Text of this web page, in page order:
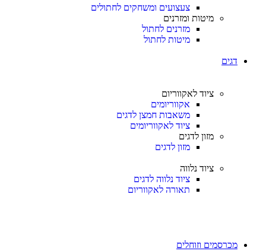
צעצועים ומשחקים לחתולים
מיטות ומזרנים
מזרנים לחתול
מיטות לחתול
דגים
ציוד לאקווריום
אקווריומים
משאבות חמצן לדגים
ציוד לאקווריומים
מזון לדגים
מזון לדגים
ציוד נלווה
ציוד נלווה לדגים
תאורה לאקווריום
מכרסמים וזוחלים